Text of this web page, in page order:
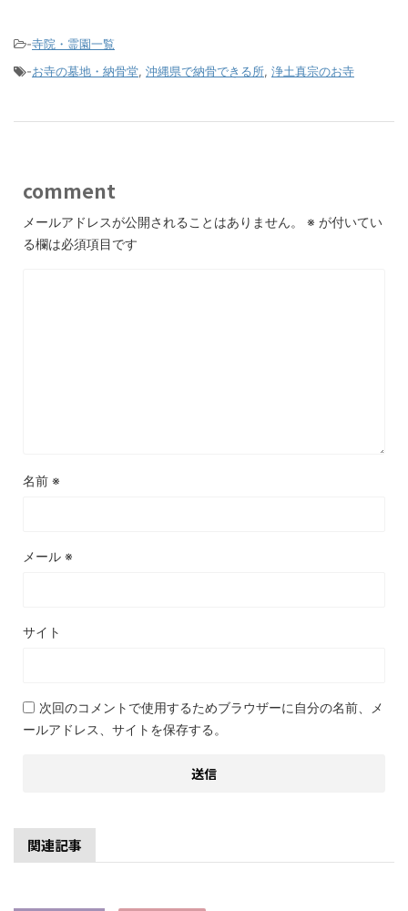
-寺院・霊園一覧
-お寺の墓地・納骨堂, 沖縄県で納骨できる所, 浄土真宗のお寺
comment
メールアドレスが公開されることはありません。 ※ が付いてい
る欄は必須項目です
名前 ※
メール ※
サイト
次回のコメントで使用するためブラウザーに自分の名前、メ
ールアドレス、サイトを保存する。
関連記事